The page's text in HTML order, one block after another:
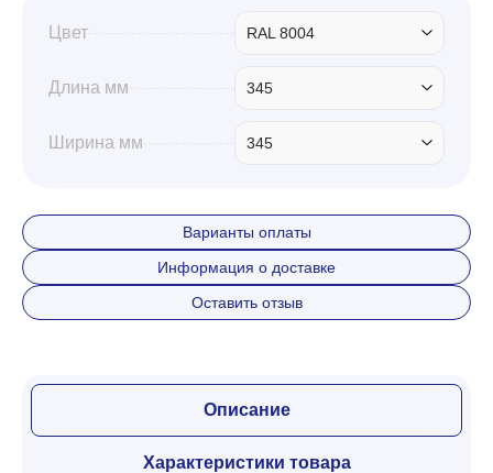
Другие товары
Цвет RAL 8004
Длина мм 345
Ширина мм 345
Варианты оплаты
Информация о доставке
Оставить отзыв
Описание
Характеристики товара